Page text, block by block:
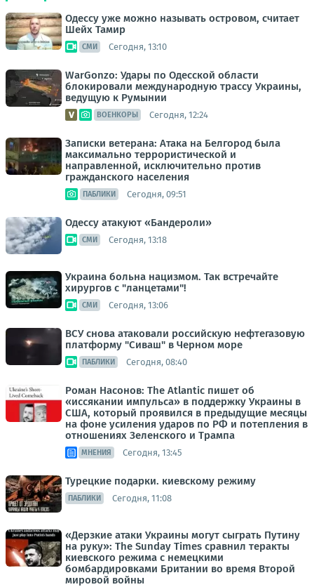
Одессу уже можно называть островом, считает
Шейх Тамир
СМИ Сегодня, 13:10
WarGonzo: Удары по Одесской области
блокировали международную трассу Украины,
ведущую к Румынии
ВОЕНКОРЫ Сегодня, 12:24
Записки ветерана: Атака на Белгород была
максимально террористической и
направленной, исключительно против
гражданского населения
ПАБЛИКИ Сегодня, 09:51
Одессу атакуют «Бандероли»
СМИ Сегодня, 13:18
Украина больна нацизмом. Так встречайте
хирургов с "ланцетами"!
СМИ Сегодня, 13:06
ВСУ снова атаковали российскую нефтегазовую
платформу "Сиваш" в Черном море
ПАБЛИКИ Сегодня, 08:40
Роман Насонов: The Atlantic пишет об
«иссякании импульса» в поддержку Украины в
США, который проявился в предыдущие месяцы
на фоне усиления ударов по РФ и потепления в
отношениях Зеленского и Трампа
МНЕНИЯ Сегодня, 13:45
Турецкие подарки. киевскому режиму
ПАБЛИКИ Сегодня, 11:08
«Дерзкие атаки Украины могут сыграть Путину
на руку»: The Sunday Times сравнил теракты
киевского режима с немецкими
бомбардировками Британии во время Второй
мировой войны